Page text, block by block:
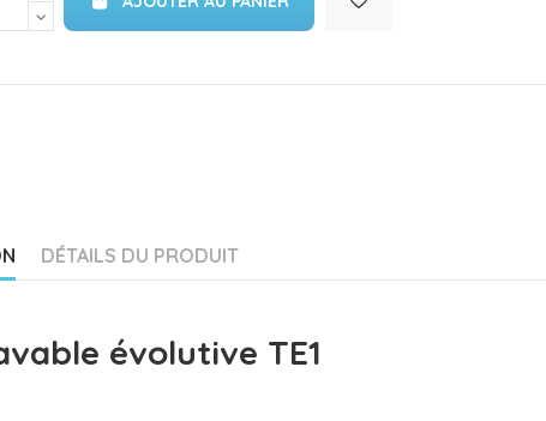
DÉTAILS DU PRODUIT
évolutive TE1